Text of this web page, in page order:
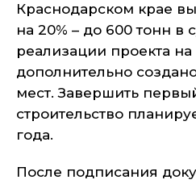
Краснодарском крае
на 20% – до 600 тонн в
реализации проекта
дополнительно
мест. Завершить
строительство
года.
После подписания